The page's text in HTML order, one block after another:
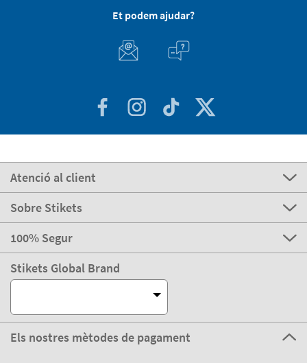
Et podem ajudar?
Atenció al client
Sobre Stikets
100% Segur
Stikets Global Brand
Els nostres mètodes de pagament